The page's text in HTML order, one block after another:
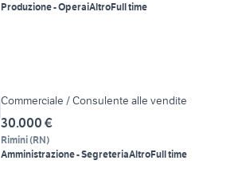
Produzione - OperaiAltroFull time
Commerciale / Consulente alle vendite
30.000 €
Rimini(RN)
Amministrazione - SegreteriaAltroFull time